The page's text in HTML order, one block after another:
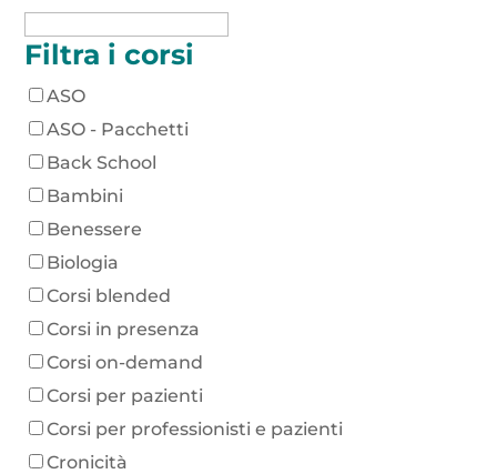
Filtra i corsi
ASO
ASO - Pacchetti
Back School
Bambini
Benessere
Biologia
Corsi blended
Corsi in presenza
Corsi on-demand
Corsi per pazienti
Corsi per professionisti e pazienti
Cronicità